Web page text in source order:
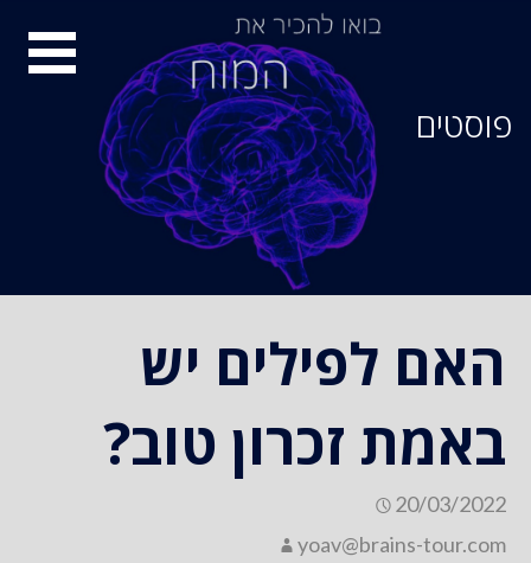
פוסטים
האם לפילים יש
באמת זכרון טוב?
20/03/2022
yoav@brains-tour.com